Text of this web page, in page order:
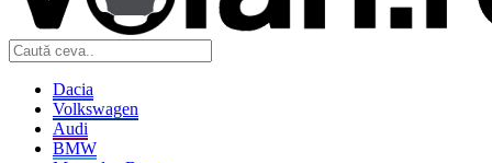
Dacia
Volkswagen
Audi
BMW